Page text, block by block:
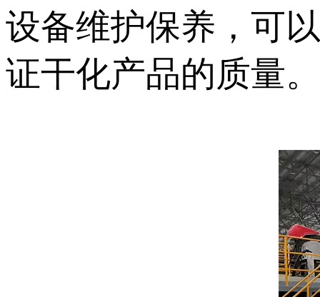
设备维护保养，可
证干化产品的质量。